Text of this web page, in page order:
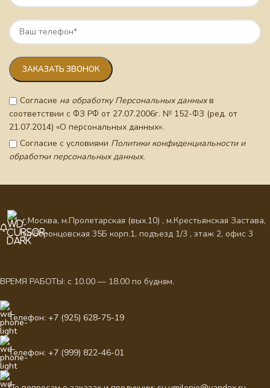
Согласие на обработку Персональных данныхв
соответствии с ФЗ РФ от 27.07.2006г. № 152-ФЗ (ред. от
21.07.2014) «О персональных данных».
Согласие с условиями Политики конфиденциальности и
обработки персональных данных.
г.Москва, м.Пролетарская (вых.10) , м.Крестьянская Застава,
ул.Воронцовская 35Б корп.1, подъезд 1/3 , этаж 2, офис 3
ВРЕМЯ РАБОТЫ: с 10.00 — 18.00 по будням.
Телефон: +7 (925) 628-75-19
Телефон: +7 (999) 822-46-01